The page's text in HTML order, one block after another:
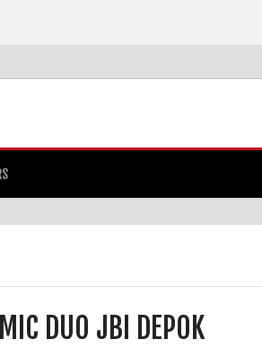
DUO JBI DEPOK